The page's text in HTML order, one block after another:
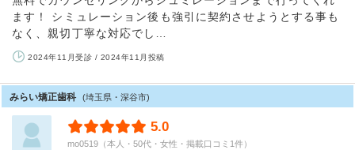
ます！ シミュレーション後も強引に契約させようとする事も
なく、親切丁寧な対応でし…
2024年11月受診 / 2024年11月投稿
みらい矯正歯科 (埼玉県・深谷市)
5.0
mo0519（本人・50代・女性・掲載口コミ1件）